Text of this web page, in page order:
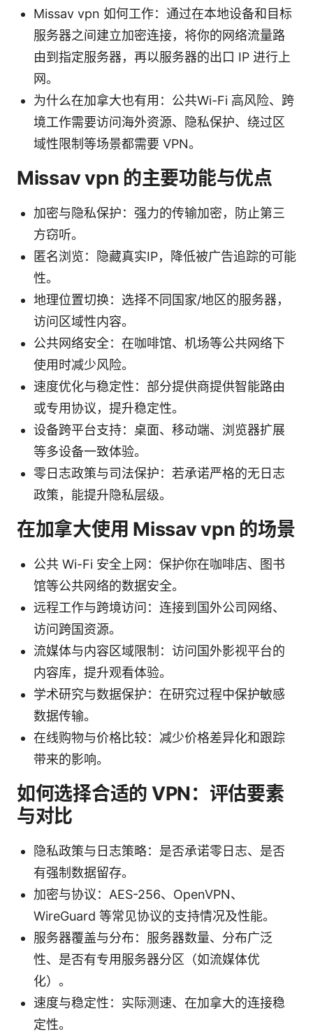
Missav vpn 如何工作：通过在本地设备和目标
服务器之间建立加密连接，将你的网络流量路
由到指定服务器，再以服务器的出口 IP 进行上
网。
为什么在加拿大也有用：公共Wi-Fi 高风险、跨
境工作需要访问海外资源、隐私保护、绕过区
域性限制等场景都需要 VPN。
Missav vpn 的主要功能与优点
加密与隐私保护：强力的传输加密，防止第三
方窃听。
匿名浏览：隐藏真实IP，降低被广告追踪的可能
性。
地理位置切换：选择不同国家/地区的服务器，
访问区域性内容。
公共网络安全：在咖啡馆、机场等公共网络下
使用时减少风险。
速度优化与稳定性：部分提供商提供智能路由
或专用协议，提升稳定性。
设备跨平台支持：桌面、移动端、浏览器扩展
等多设备一致体验。
零日志政策与司法保护：若承诺严格的无日志
政策，能提升隐私层级。
在加拿大使用 Missav vpn 的场景
公共 Wi-Fi 安全上网：保护你在咖啡店、图书
馆等公共网络的数据安全。
远程工作与跨境访问：连接到国外公司网络、
访问跨国资源。
流媒体与内容区域限制：访问国外影视平台的
内容库，提升观看体验。
学术研究与数据保护：在研究过程中保护敏感
数据传输。
在线购物与价格比较：减少价格差异化和跟踪
带来的影响。
如何选择合适的 VPN：评估要素
与对比
隐私政策与日志策略：是否承诺零日志、是否
有强制数据留存。
加密与协议：AES-256、OpenVPN、
WireGuard 等常见协议的支持情况及性能。
服务器覆盖与分布：服务器数量、分布广泛
性、是否有专用服务器分区（如流媒体优
化）。
速度与稳定性：实际测速、在加拿大的连接稳
定性。